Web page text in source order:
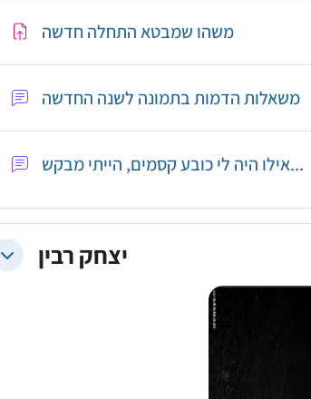
משהו שמבטא התחלה חדשהAssignment
משאלות הדמות בתמונה לשנה החדשה
אילו היה לי כובע קסמים, הייתי מבקש...
Collapseיצחק רבין